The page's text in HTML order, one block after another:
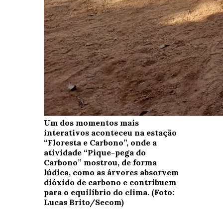
Um dos momentos mais
interativos aconteceu na estação
“Floresta e Carbono”, onde a
atividade “Pique-pega do
Carbono” mostrou, de forma
lúdica, como as árvores absorvem
dióxido de carbono e contribuem
para o equilíbrio do clima. (Foto:
Lucas Brito/Secom)